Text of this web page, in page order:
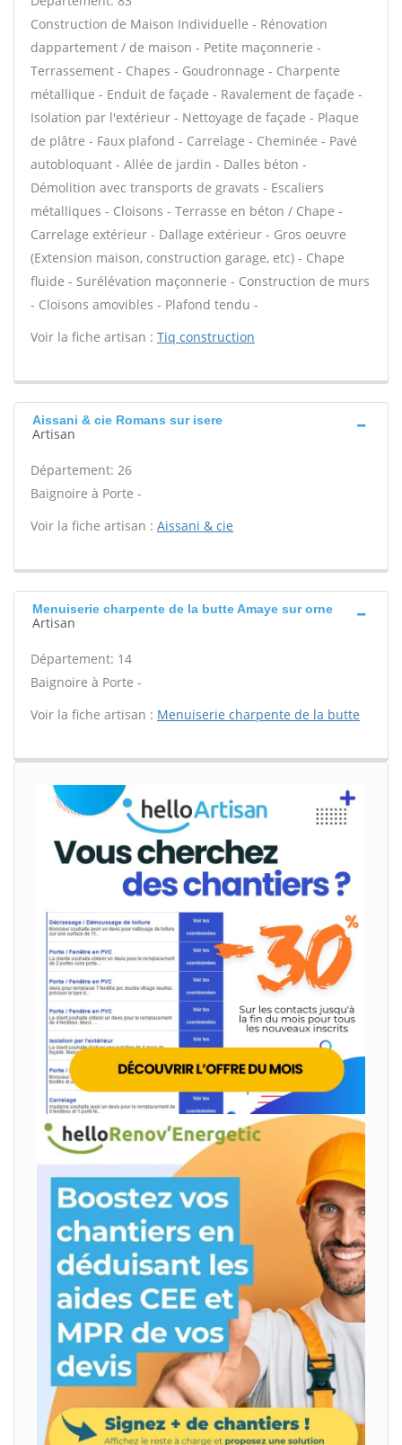
Construction de Maison Individuelle - Rénovation
dappartement / de maison - Petite maçonnerie -
Terrassement - Chapes - Goudronnage - Charpente
métallique - Enduit de façade - Ravalement de façade -
Isolation par l'extérieur - Nettoyage de façade - Plaque
de plâtre - Faux plafond - Carrelage - Cheminée - Pavé
autobloquant - Allée de jardin - Dalles béton -
Démolition avec transports de gravats - Escaliers
métalliques - Cloisons - Terrasse en béton / Chape -
Carrelage extérieur - Dallage extérieur - Gros oeuvre
(Extension maison, construction garage, etc) - Chape
fluide - Surélévation maçonnerie - Construction de murs
- Cloisons amovibles - Plafond tendu -
Voir la fiche artisan : Tiq construction
Aissani & cie Romans sur isere
Artisan
Département: 26
Baignoire à Porte -
Voir la fiche artisan : Aissani & cie
Menuiserie charpente de la butte Amaye sur orne
Artisan
Département: 14
Baignoire à Porte -
Voir la fiche artisan : Menuiserie charpente de la butte